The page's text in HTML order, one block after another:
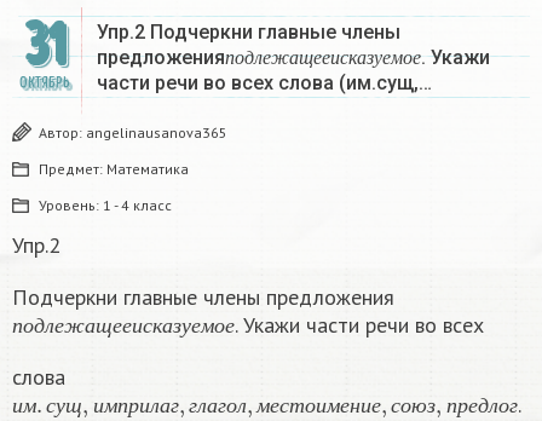
31
ОКТЯБРЬ
Упр.2 Подчеркни главные члены
предложенияпо дл е ж а щ е е и с ка з у емо е
д мо
. Укажи
части речи во всех слова (им.сущ,…
Автор: angelinausanova365
Предмет: Математика
Уровень: 1 - 4 класс
Упр.2
Подчеркни главные члены предложения
п о дл е ж а щ е е и с ка з у ем о е
п одлежащееисказу емое
. Укажи части речи во всех
слова
им с у щ имп р ил а г гл а г ол мест о имен ие с оюз п р е дл о г
им.сущ л
.